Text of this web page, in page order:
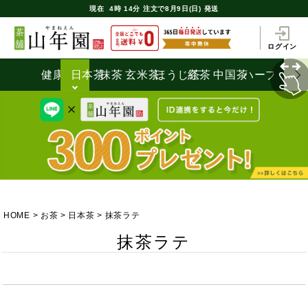
現在 4時 14分 注文で8月9日(日) 発送
ログイン
健康茶日本茶抹茶 玄米茶ほうじ茶
紅茶 中国茶ハーブティ
HOME お茶 日本茶 抹茶ラテ
抹茶ラテ